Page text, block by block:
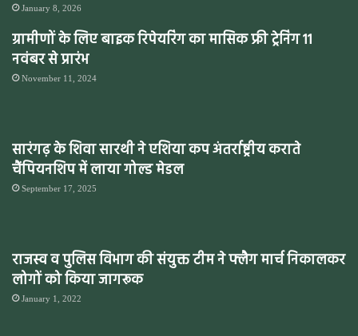
January 8, 2026
ग्रामीणों के लिए बाइक रिपेयरिंग का मासिक फ्री ट्रेनिंग 11
नवंबर से प्रारंभ
November 11, 2024
सारंगढ़ के शिवा सारथी ने एशिया कप अंतर्राष्ट्रीय कराते
चैंपियनशिप में लाया गोल्ड मेडल
September 17, 2025
राजस्व व पुलिस विभाग की संयुक्त टीम ने फ्लैग मार्च निकालकर
लोगों को किया जागरूक
January 1, 2022